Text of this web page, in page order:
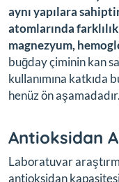
aynı yapılara
atomlarında
magnezyum,
buğday çiminin kan
kullanımına katkıda
henüz ön aşamadadır.
Antioksidan
Laboratuvar
antioksidan